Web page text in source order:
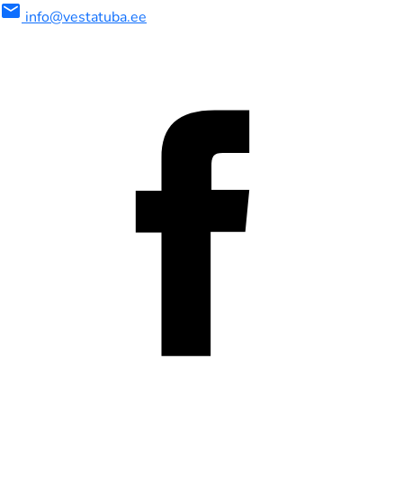
mail info@vestatuba.ee